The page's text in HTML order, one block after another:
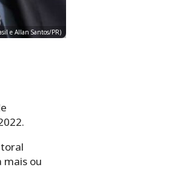
e Allan Santos/PR)
mais ou